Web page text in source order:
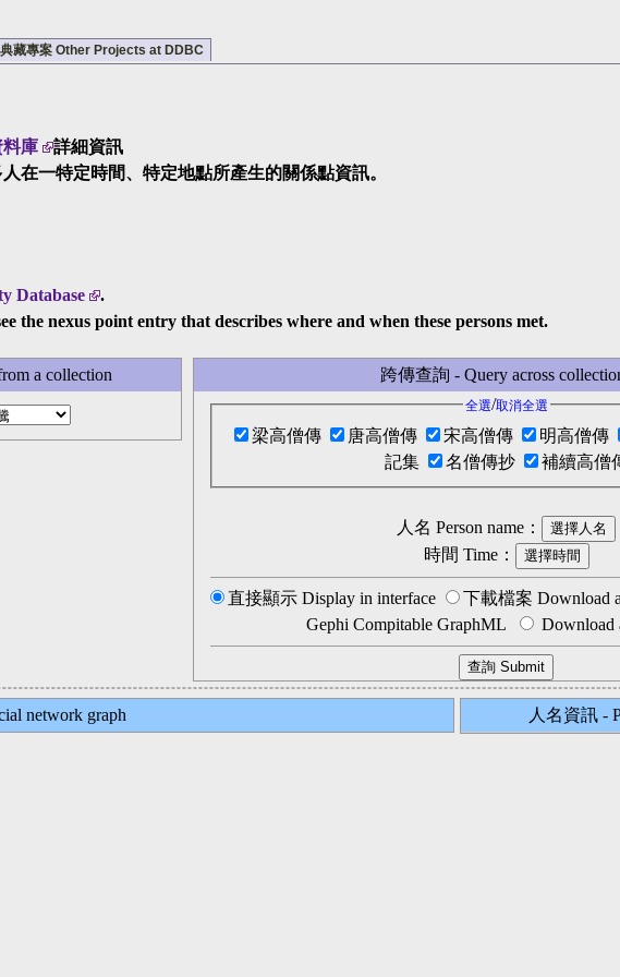
藏專案 Other Projects at DDBC
庫
詳細資訊
在一特定時間、特定地點所產生的關係點資訊。
Database
.
the nexus point entry that describes where and when these persons met.
a collection 跨傳查詢 - Query across
全選/取消全選
梁高僧傳 唐高僧傳 宋高僧傳 明高僧傳
記集
名僧傳抄 補續高僧
人名 Person name：
時間 Time：
直接顯示 Display in interface 下載檔案 Download
Gephi Compitable GraphML
Download
network graph 人名資訊 -